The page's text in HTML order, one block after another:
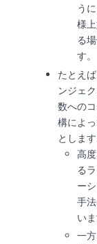
う
様
る
す。
たとえ
ンジェ
数への
構によ
とします
高
る
ー
手
いま
一